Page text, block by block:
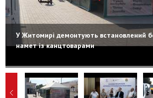
У Житомирі демонтують встановлений
намет із канцтоварами